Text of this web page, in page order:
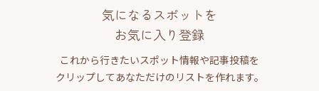
気になるスポットを
お気に入り登録
これから行きたいスポット情報や記事投稿を
クリップしてあなただけのリストを作れます。